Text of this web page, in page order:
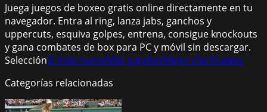
Juega juegos de boxeo gratis online directamente en tu
navegador. Entra al ring, lanza jabs, ganchos y
uppercuts, esquiva golpes, entrena, consigue knockouts
y gana combates de box para PC y móvil sin descargar.
SelecciónEl más nuevoMás jugadosMejor clasificados
Categorías relacionadas